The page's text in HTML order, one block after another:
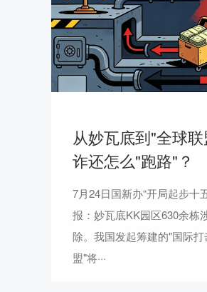
从妙瓦底到"全球
诈还怎么"跑路"？
7月24日国新办“开局起步十
报：妙瓦底KK园区630余栋
除。我国发起筹建的"国际
盟"将···